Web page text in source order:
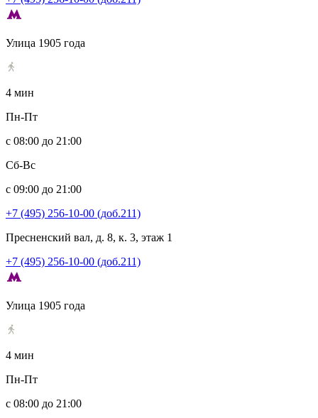
Улица 1905 года
4 мин
Пн-Пт
с 08:00 до 21:00
Сб-Вс
с 09:00 до 21:00
+7 (495) 256-10-00 (доб.211)
Пресненский вал, д. 8, к. 3, этаж 1
+7 (495) 256-10-00 (доб.211)
Улица 1905 года
4 мин
Пн-Пт
с 08:00 до 21:00